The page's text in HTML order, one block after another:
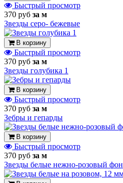
Быстрый просмотр
370 руб за м
Звезды серо- бежевые
В корзину
Быстрый просмотр
370 руб за м
Звезды голубика 1
В корзину
Быстрый просмотр
370 руб за м
Зебры и гепарды
В корзину
Быстрый просмотр
370 руб за м
Звезды белые нежно-розовый фон